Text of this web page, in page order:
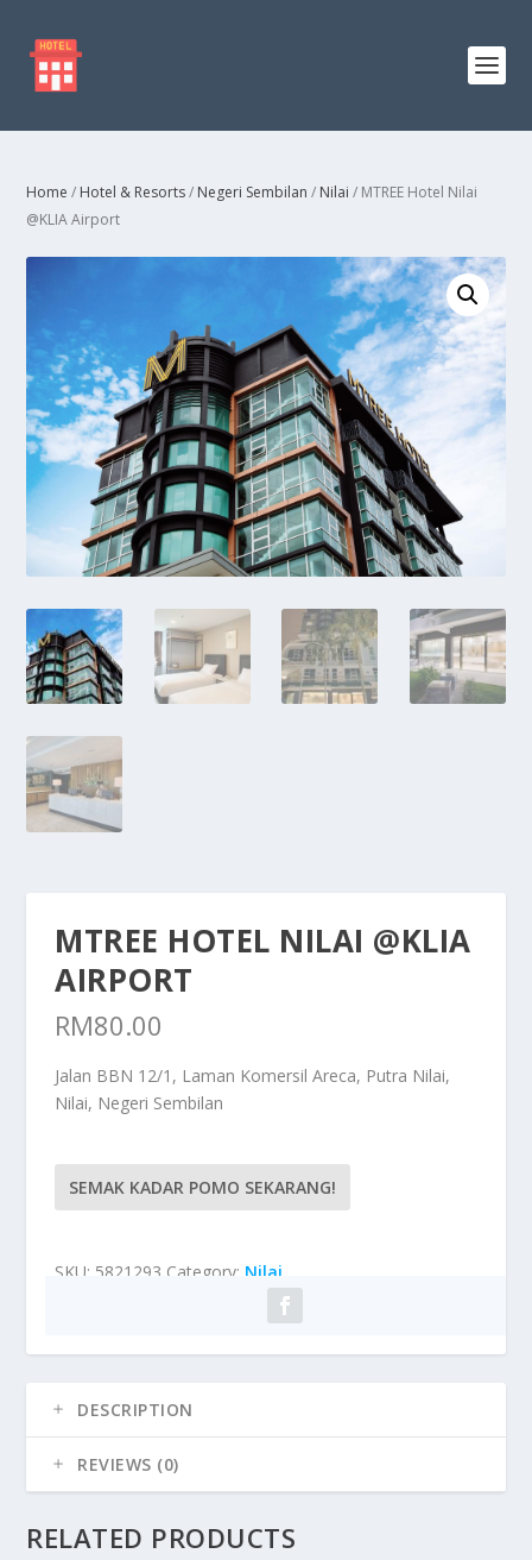
Home / Hotel & Resorts/ Negeri Sembilan / Nilai / MTREE Hotel Nilai
@KLIA Airport
MTREE HOTEL NILAI @KLIA
AIRPORT
RM80.00
Jalan BBN 12/1, Laman Komersil Areca, Putra Nilai,
Nilai, Negeri Sembilan
SEMAK KADAR POMO SEKARANG!
SKU: 5821293 Category: Nilai
DESCRIPTION
REVIEWS (0)
RELATED PRODUCTS